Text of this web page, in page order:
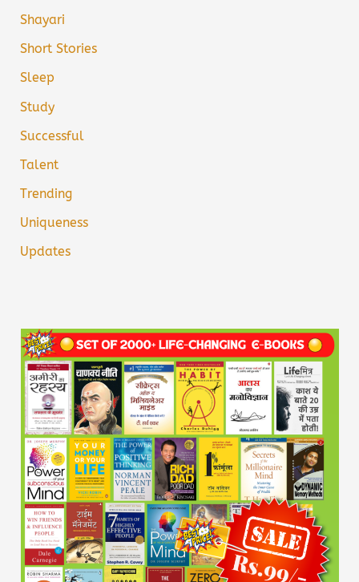
Shayari
Short Stories
Sleep
Study
Successful
Talent
Trending
Uniqueness
Updates